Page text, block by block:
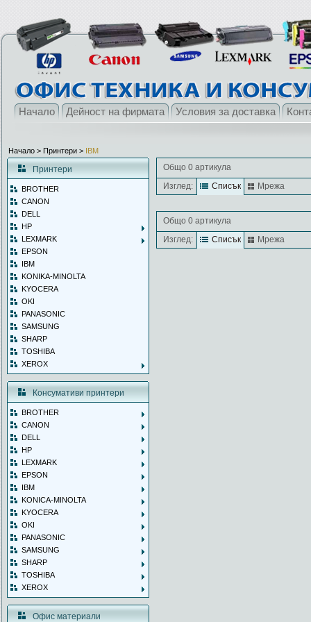
Начало Дейност на фирмата Условия за доставка
Начало > Принтери > IBM
Принтери
BROTHER
CANON
DELL
HP
LEXMARK
EPSON
IBM
KONIKA-MINOLTA
KYOCERA
OKI
PANASONIC
SAMSUNG
SHARP
TOSHIBA
XEROX
Консумативи принтери
BROTHER
CANON
DELL
HP
LEXMARK
EPSON
IBM
KONICA-MINOLTA
KYOCERA
OKI
PANASONIC
SAMSUNG
SHARP
TOSHIBA
XEROX
Офис материали
Общо 0 артикула
Изглед:
Списък Мрежа
Общо 0 артикула
Изглед:
Списък Мрежа